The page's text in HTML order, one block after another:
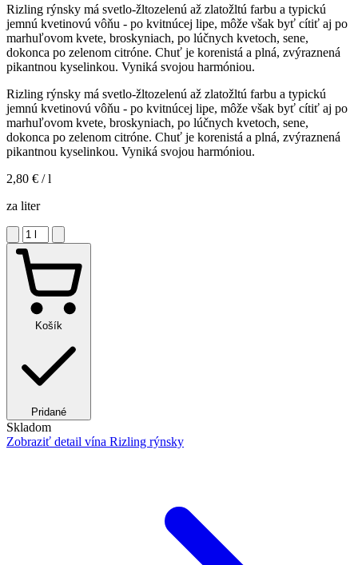
Rizling rýnsky má svetlo-žltozelenú až zlatožltú farbu a typickú
jemnú kvetinovú vôňu - po kvitnúcej lipe, môže však byť cítiť aj po
marhuľovom kvete, broskyniach, po lúčnych kvetoch, sene,
dokonca po zelenom citróne. Chuť je korenistá a plná, zvýraznená
pikantnou kyselinkou. Vyniká svojou harmóniou.
Rizling rýnsky má svetlo-žltozelenú až zlatožltú farbu a typickú
jemnú kvetinovú vôňu - po kvitnúcej lipe, môže však byť cítiť aj po
marhuľovom kvete, broskyniach, po lúčnych kvetoch, sene,
dokonca po zelenom citróne. Chuť je korenistá a plná, zvýraznená
pikantnou kyselinkou. Vyniká svojou harmóniou.
2,80 € / l
za liter
Košík
Pridané
Skladom
Zobraziť detail vína Rizling rýnsky